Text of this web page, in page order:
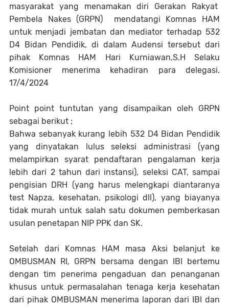
masyarakat yang menamakan diri Gerakan Rakyat
Pembela Nakes (GRPN) mendatangi Komnas HAM
untuk menjadi jembatan dan mediator terhadap 532
D4 Bidan Pendidik, di dalam Audensi tersebut dari
pihak Komnas HAM Hari Kurniawan,S.H Selaku
Komisioner menerima kehadiran para delegasi.
17/4/2024
Point point tuntutan yang disampaikan oleh GRPN
sebagai berikut ;
Bahwa sebanyak kurang lebih 532 D4 Bidan Pendidik
yang dinyatakan lulus seleksi administrasi (yang
melampirkan syarat pendaftaran pengalaman kerja
lebih dari 2 tahun dari instansi), seleksi CAT, sampai
pengisian DRH (yang harus melengkapi diantaranya
test Napza, kesehatan, psikologi dll), yang biayanya
tidak murah untuk salah satu dokumen pemberkasan
usulan penetapan NIP PPK dan SK.
Setelah dari Komnas HAM masa Aksi belanjut ke
OMBUSMAN RI, GRPN bersama dengan IBI bertemu
dengan tim penerima pengaduan dan penanganan
khusus untuk permasalahan tenaga kerja kesehatan
dari pihak OMBUSMAN menerima laporan dari IBI dan